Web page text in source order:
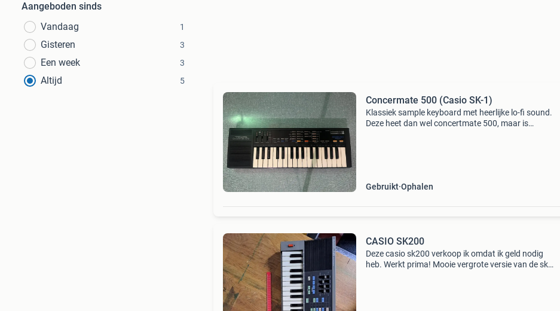
Aangeboden sinds
Vandaag
1
Gisteren 3
Een week 3
Altijd 5
Concermate 500 (Casio SK-1)
Klassiek sample keyboard met heerlijke lo-fi sound.
Deze heet dan wel concertmate 500, maar is
Gebruikt Ophalen
CASIO SK200
Deze casio sk200 verkoop ik omdat ik geld nodig
heb. Werkt prima! Mooie vergrote versie van de sk1